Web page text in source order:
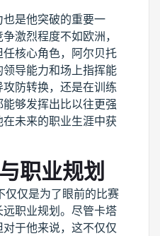
是他突破的重要一
激烈程度不如欧洲，
核心角色，阿尔贝托
导能力和场上指挥能
防转换，还是在训练
够发挥出比以往更强
未来的职业生涯中获
职业规划
仅仅是为了眼前的比赛
职业规划。尽管卡塔
于他来说，这不仅仅